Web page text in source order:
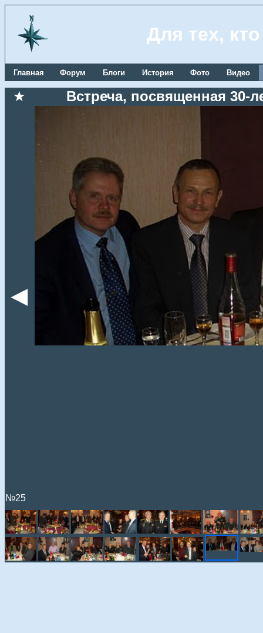
Для тех,
Главная Форум Блоги История Фото Видео
★ Встреча, посвященная 30-
◄
№25